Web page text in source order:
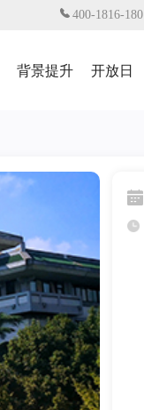
400-1816-180
背景提升 开放日